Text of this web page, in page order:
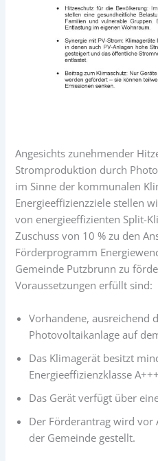
Angesichts zunehmender
Stromproduktion durch
im Sinne der kommunalen
Energieeffizienzziele stellen
von energieeffizienten Split-
Zuschuss von 10 % zu den
Förderprogramm
Gemeinde Putzbrunn zu
Voraussetzungen erfüllt sind:
Vorhandene, ausreichend
Photovoltaikanlage auf
Das Klimagerät besitzt
Energieeffizienzklasse
Das Gerät verfügt über
Der Förderantrag wird vor
der Gemeinde gestellt.